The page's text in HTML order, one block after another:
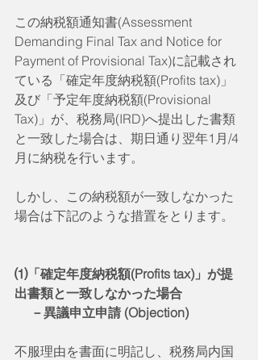
この納税額通知書(Assessment
Demanding Final Tax and Notice for
Payment of Provisional Tax)に記載され
ている「確定年度納税額(Profits tax)」
及び「予定年度納税額(Provisional
Tax)」が、税務局(IRD)へ提出した書類
と一致した場合は、期日通り翌年1月/4
月に納税を行います。
しかし、この納税額が一致しなかった
場合は下記のような措置をとります。
⑴「確定年度納税額(Profits tax)」が提
出書類と一致しなかった場合
－異議申立申請 (Objection)
不服理由を書面に明記し、税務局内国